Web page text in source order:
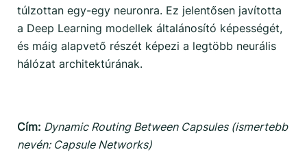
túlzottan egy-egy neuronra. Ez jelentősen javította
a Deep Learning modellek általánosító képességét,
és máig alapvető részét képezi a legtöbb neurális
hálózat architektúrának.
Cím: Dynamic Routing Between Capsules (ismertebb
nevén: Capsule Networks)